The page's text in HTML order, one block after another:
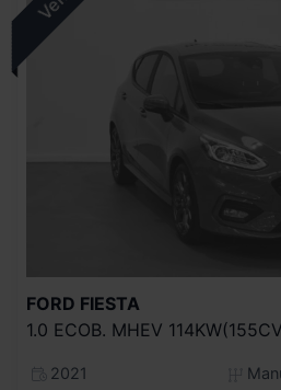
FORD FIESTA
1.0 ECOB. MHEV
2021